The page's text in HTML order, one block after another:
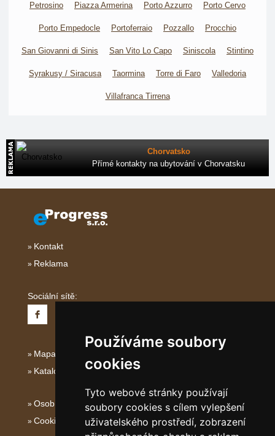
Používáme soubory
cookies
Tyto webové stránky používají
soubory cookies s cílem vylepšení
uživatelského prostředí, zobrazení
Petrosino Piazza Armerina Porto Azzurro Porto Cervo
Porto Empedocle Portoferraio Pozzallo Procchio
San Giovanni di Sinis San Vito Lo Capo Siniscola Stintino
Syrakusy / Siracusa Taormina Torre di Faro Valledoria
Villafranca Tirrena
Chorvatsko
Přímé kontakty na ubytování v Chorvatsku
Kontakt
Reklama
Sociální sítě:
Mapa serveru Italské Ostrovy
Katalog ubytování
Osobní údaje
Cookies